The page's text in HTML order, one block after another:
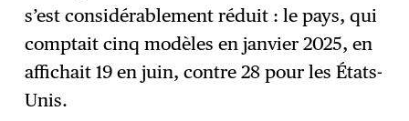
s’est considérablement réduit : le pays, qui
comptait cinq modèles en janvier 2025, en
affichait 19 en juin, contre 28 pour les États-
Unis.